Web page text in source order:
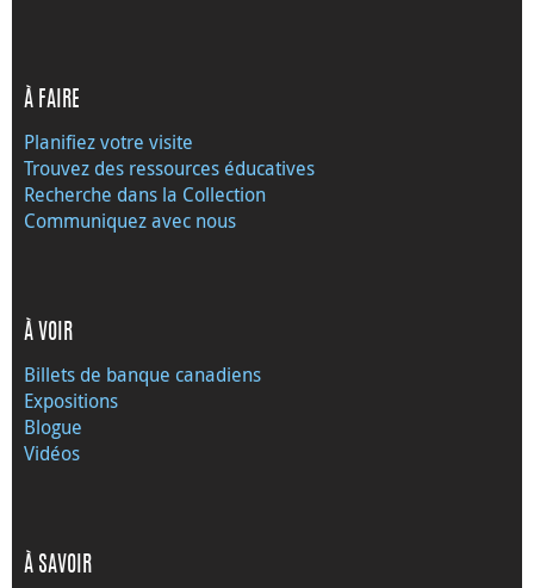
À FAIRE
Planifiez votre visite
Trouvez des ressources éducatives
Recherche dans la Collection
Communiquez avec nous
À VOIR
Billets de banque canadiens
Expositions
Blogue
Vidéos
À SAVOIR